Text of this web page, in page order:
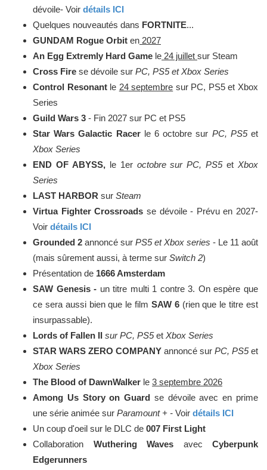
dévoile- Voir détails ICI
Quelques nouveautés dans FORTNITE...
GUNDAM Rogue Orbit en 2027
An Egg Extremly Hard Game le 24 juillet sur Steam
Cross Fire se dévoile sur PC, PS5 et Xbox Series
Control Resonant le 24 septembre sur PC, PS5 et Xbox
Series
Guild Wars 3 - Fin 2027 sur PC et PS5
Star Wars Galactic Racerle 6 octobre sur PC, PS5et
Xbox Series
END OF ABYSS,le 1eroctobre sur PC, PS5et Xbox
Series
LAST HARBOR sur Steam
Virtua Fighter Crossroads se dévoile - Prévu en 2027-
Voir détails ICI
Grounded 2 annoncé sur PS5 et Xbox series - Le 11 août
(mais sûrement aussi, à terme sur Switch 2)
Présentation de 1666 Amsterdam
SAW Genesis - un titre multi 1 contre 3. On espère que
ce sera aussi bien que le film SAW 6 (rien que le titre est
insurpassable).
Lords of Fallen II sur PC, PS5et Xbox Series
STAR WARS ZERO COMPANY annoncé sur PC, PS5et
Xbox Series
The Blood of DawnWalker le 3 septembre 2026
Among Us Story on Guard se dévoile avec en prime
une série animée sur Paramount + - Voir détails ICI
Un coup d'oeil sur le DLC de 007 First Light
Collaboration Wuthering Waves avec Cyberpunk
Edgerunners